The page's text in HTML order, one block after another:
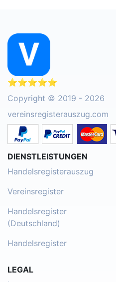
⭐⭐⭐⭐⭐
Copyright © 2019 - 2026
vereinsregisterauszug.com
DIENSTLEISTUNGEN
Handelsregisterauszug
Vereinsregister
Handelsregister
(Deutschland)
Handelsregister
LEGAL